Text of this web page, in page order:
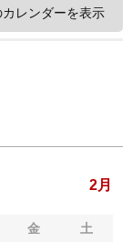
レンダーを表示
2月
金 土